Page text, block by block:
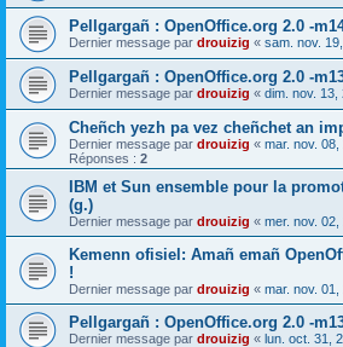
Pellgargañ : OpenOffice.org 2.0 -
Dernier message par drouizig « sam. nov.
Pellgargañ : OpenOffice.org 2.0 -
Dernier message par drouizig « dim. nov. 13,
Cheñch yezh pa vez cheñchet an
Dernier message par drouizig « mar. nov.
Réponses : 2
IBM et Sun ensemble pour la
(g.)
Dernier message par drouizig « mer. nov.
Kemenn ofisiel: Amañ emañ
!
Dernier message par drouizig « mar. nov.
Pellgargañ : OpenOffice.org 2.0 -
Dernier message par drouizig « lun. oct. 31,